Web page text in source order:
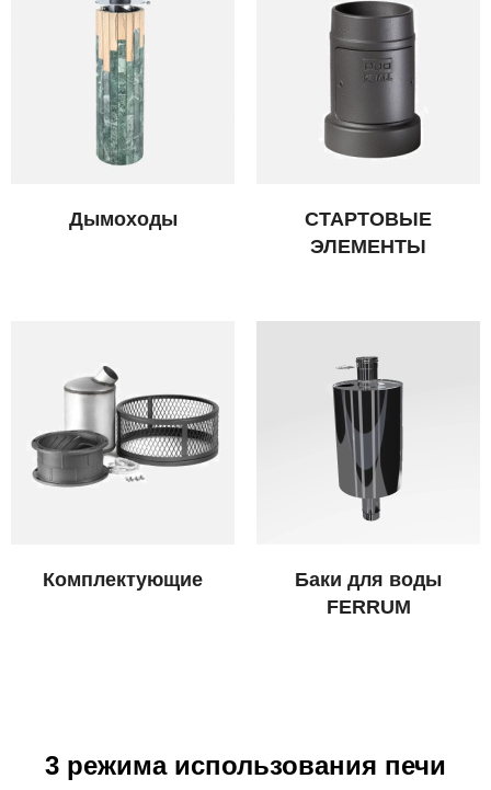
Дымоходы
СТАРТОВЫЕ
ЭЛЕМЕНТЫ
Комплектующие
Баки для воды
FERRUM
3 режима использования печи